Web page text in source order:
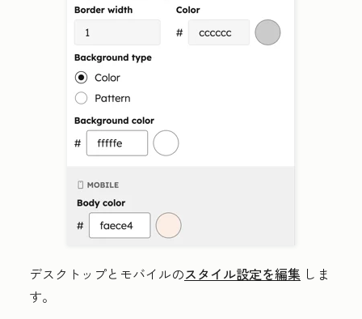
デスクトップとモバイルのスタイル設定を編集 しま
す。